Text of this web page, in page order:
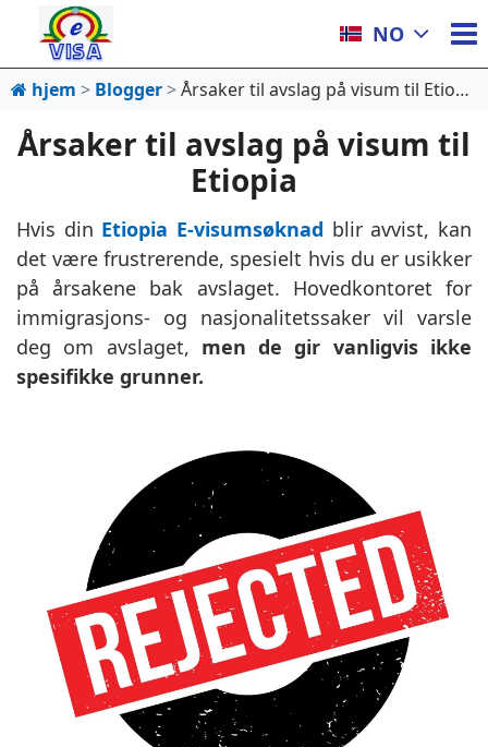
NO
hjem Blogger Årsaker til avslag på visum til Etiopia
Årsaker til avslag på visum til
Etiopia
Hvis din Etiopia E-visumsøknad blir avvist, kan
det være frustrerende, spesielt hvis du er usikker
på årsakene bak avslaget. Hovedkontoret for
immigrasjons- og nasjonalitetssaker vil varsle
deg om avslaget, men de gir vanligvis ikke
spesifikke grunner.